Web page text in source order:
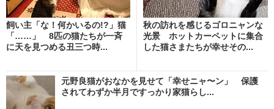
飼い主「な！何かいるの!?」猫
「……」 8匹の猫たちが一斉
に天を見つめる丑三つ時...
秋の訪れを感じるゴロニャンな
光景 ホットカーペットに集合
した猫さまたちが幸せその...
元野良猫がおなかを見せて「幸せニャ〜ン」 保護
されてわずか半月ですっかり家猫らし...